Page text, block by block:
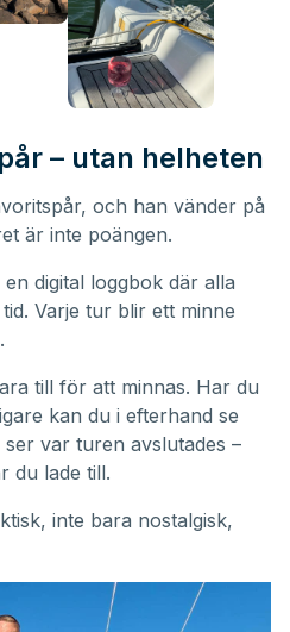
– utan helheten
och han vänder på
är inte poängen.
digital loggbok där alla
Varje tur blir ett minne
till för att minnas. Har du
kan du i efterhand se
var turen avslutades –
du lade till.
inte bara nostalgisk,